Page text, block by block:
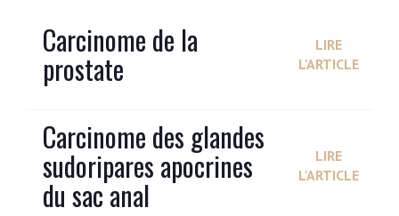
Carcinome de la
prostate
LIRE
L'ARTICLE
Carcinome des glandes
sudoripares apocrines
du sac anal
LIRE
L'ARTICLE